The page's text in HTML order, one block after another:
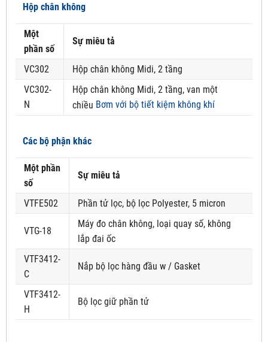
Hộp chân không
Một
phần số
Sự miêu tả
VC302
Hộp chân không Midi, 2 tầng
VC302-
N
Hộp chân không Midi, 2 tầng, van một
chiều Bơm với bộ tiết kiệm không khí
Các bộ phận khác
Một phần
số
Sự miêu tả
VTFE502 Phần tử lọc, bộ lọc Polyester, 5 micron
VTG-18
Máy đo chân không, loại quay số, không
lắp đai ốc
VTF3412-
C
Nắp bộ lọc hàng đầu w / Gasket
VTF3412-
H
Bộ lọc giữ phần tử